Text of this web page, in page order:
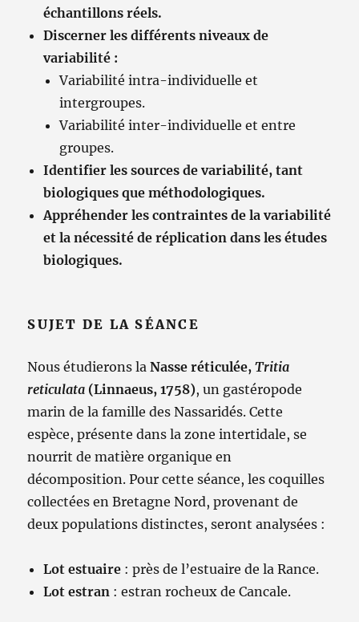
échantillons réels.
Discerner les différents niveaux de
variabilité :
Variabilité intra-individuelle et
intergroupes.
Variabilité inter-individuelle et entre
groupes.
Identifier les sources de variabilité, tant
biologiques que méthodologiques.
Appréhender les contraintes de la variabilité
et la nécessité de réplication dans les études
biologiques.
SUJET DE LA SÉANCE
Nous étudierons laNasse réticulée,Tritia
reticulata (Linnaeus, 1758), un gastéropode
marin de la famille des Nassaridés. Cette
espèce, présente dans la zone intertidale, se
nourrit de matière organique en
décomposition. Pour cette séance, les coquilles
collectées en Bretagne Nord, provenant de
deux populations distinctes, seront analysées :
Lot estuaire : près de l’estuaire de la Rance.
Lot estran : estran rocheux de Cancale.